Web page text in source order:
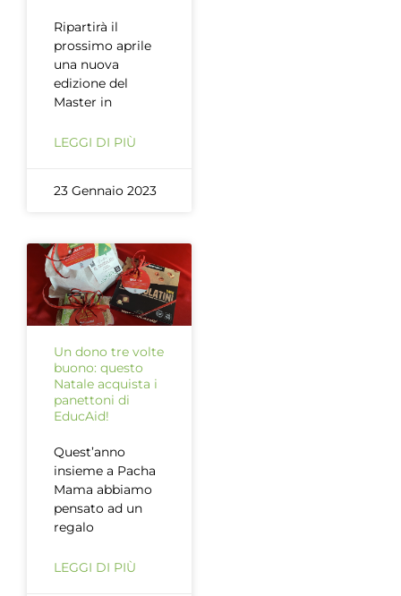
Ripartirà il
prossimo aprile
una nuova
edizione del
Master in
LEGGI DI PIÙ
23 Gennaio 2023
Un dono tre volte
buono: questo
Natale acquista i
panettoni di
EducAid!
Quest’anno
insieme a Pacha
Mama abbiamo
pensato ad un
regalo
LEGGI DI PIÙ